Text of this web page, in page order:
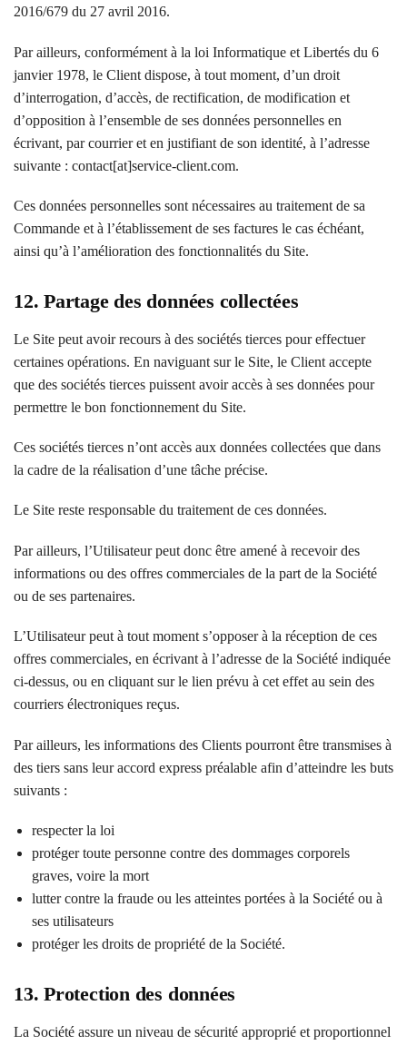
2016/679 du 27 avril 2016.
Par ailleurs, conformément à la loi Informatique et Libertés du 6
janvier 1978, le Client dispose, à tout moment, d’un droit
d’interrogation, d’accès, de rectification, de modification et
d’opposition à l’ensemble de ses données personnelles en
écrivant, par courrier et en justifiant de son identité, à l’adresse
suivante : contact[at]service-client.com.
Ces données personnelles sont nécessaires au traitement de sa
Commande et à l’établissement de ses factures le cas échéant,
ainsi qu’à l’amélioration des fonctionnalités du Site.
12. Partage des données collectées
Le Site peut avoir recours à des sociétés tierces pour effectuer
certaines opérations. En naviguant sur le Site, le Client accepte
que des sociétés tierces puissent avoir accès à ses données pour
permettre le bon fonctionnement du Site.
Ces sociétés tierces n’ont accès aux données collectées que dans
la cadre de la réalisation d’une tâche précise.
Le Site reste responsable du traitement de ces données.
Par ailleurs, l’Utilisateur peut donc être amené à recevoir des
informations ou des offres commerciales de la part de la Société
ou de ses partenaires.
L’Utilisateur peut à tout moment s’opposer à la réception de ces
offres commerciales, en écrivant à l’adresse de la Société indiquée
ci-dessus, ou en cliquant sur le lien prévu à cet effet au sein des
courriers électroniques reçus.
Par ailleurs, les informations des Clients pourront être transmises à
des tiers sans leur accord express préalable afin d’atteindre les buts
suivants :
respecter la loi
protéger toute personne contre des dommages corporels
graves, voire la mort
lutter contre la fraude ou les atteintes portées à la Société ou à
ses utilisateurs
protéger les droits de propriété de la Société.
13. Protection des données
La Société assure un niveau de sécurité approprié et proportionnel